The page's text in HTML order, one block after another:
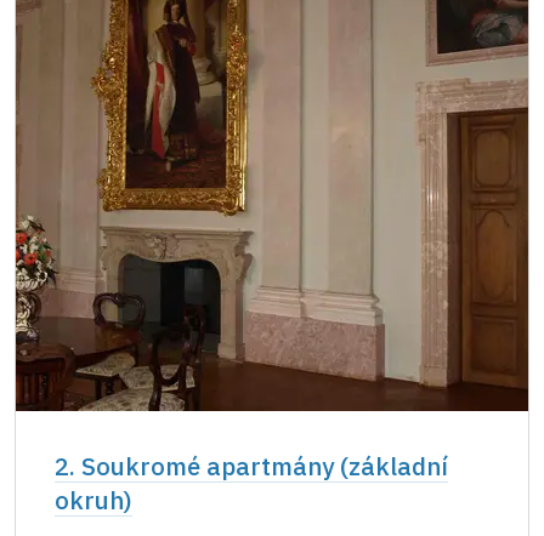
2. Soukromé apartmány (základní
okruh)